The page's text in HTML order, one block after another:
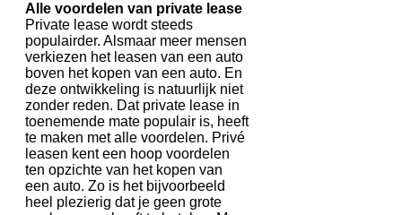
Alle voordelen van private lease
Private lease wordt steeds
populairder. Alsmaar meer mensen
verkiezen het leasen van een auto
boven het kopen van een auto. En
deze ontwikkeling is natuurlijk niet
zonder reden. Dat private lease in
toenemende mate populair is, heeft
te maken met alle voordelen. Privé
leasen kent een hoop voordelen
ten opzichte van het kopen van
een auto. Zo is het bijvoorbeeld
heel plezierig dat je geen grote